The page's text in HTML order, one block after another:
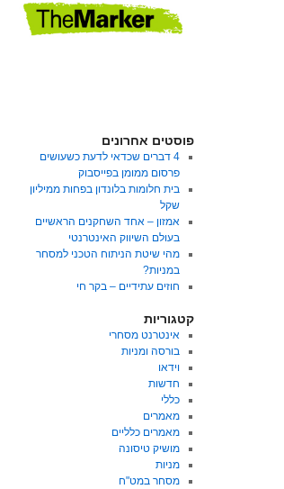
פוסטים אחרונים
4 דברים שכדאי לדעת כשעושים
פרסום ממומן בפייסבוק
בית חלומות בלונדון בפחות ממיליון
שקל
אמזון – אחד השחקנים הראשיים
בעולם השיווק האינטרנטי
מהי שיטת הניתוח הטכני למסחר
במניות?
חוזים עתידיים – בקר חי
קטגוריות
אינטרנט מסחרי
בורסה ומניות
וידאו
חדשות
כללי
מאמרים
מאמרים כלליים
מושיק טיסונה
מניות
מסחר במט"ח